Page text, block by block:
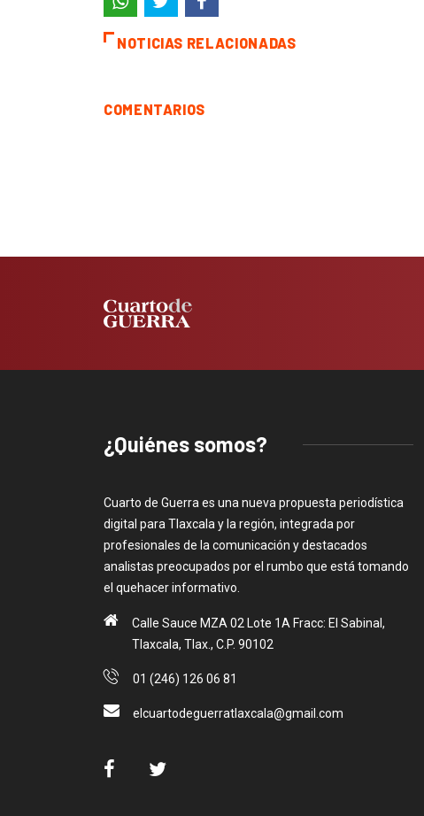
NOTICIAS RELACIONADAS
COMENTARIOS
¿Quiénes somos?
Cuarto de Guerra es una nueva propuesta periodística
digital para Tlaxcala y la región, integrada por
profesionales de la comunicación y destacados
analistas preocupados por el rumbo que está tomando
el quehacer informativo.
Calle Sauce MZA 02 Lote 1A Fracc: El Sabinal,
Tlaxcala, Tlax., C.P. 90102
01 (246) 126 06 81
elcuartodeguerratlaxcala@gmail.com